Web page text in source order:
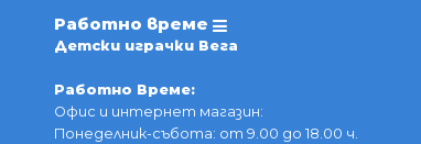
Работно време
Детски играчки Вега
Работно Време:
Офис и интернет магазин:
Понеделник-събота: от 9.00 до 18.00 ч.